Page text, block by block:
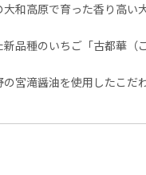
大和高原で育った香り高
新品種のいちご「古都華
の宮滝醤油を使用したこ